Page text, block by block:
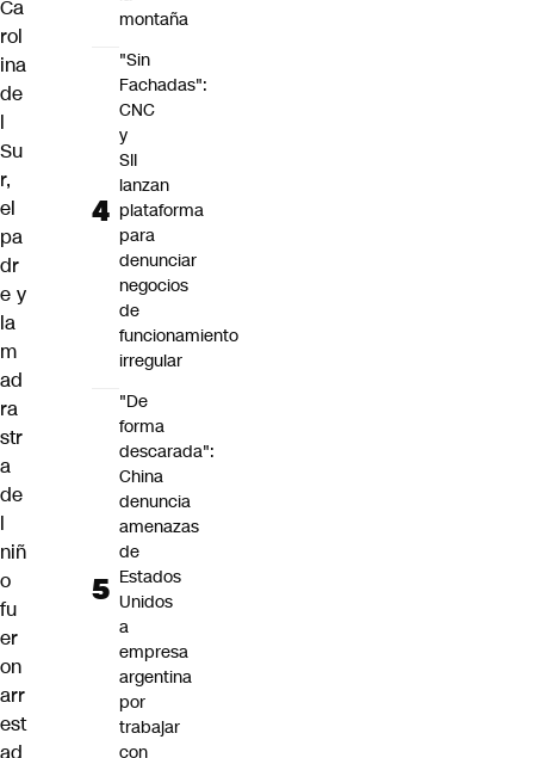
Ca
rol
ina
de
l
Su
r,
el
pa
dr
e y
la
m
ad
ra
str
a
de
l
niñ
o
fu
er
on
arr
est
ad
montaña
"Sin
Fachadas":
CNC
y
SII
lanzan
plataforma
para
denunciar
negocios
de
funcionamiento
irregular
"De
forma
descarada":
China
denuncia
amenazas
de
Estados
Unidos
a
empresa
argentina
por
trabajar
con